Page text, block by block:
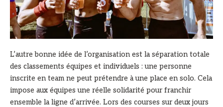
L’autre bonne idée de l’organisation est la séparation totale
des classements équipes et individuels : une personne
inscrite en team ne peut prétendre à une place en solo. Cela
impose aux équipes une réelle solidarité pour franchir
ensemble la ligne d’arrivée. Lors des courses sur deux jours